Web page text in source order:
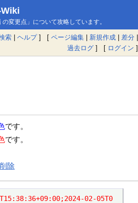
変更点」について攻略しています。
索 | ヘルプ] [ ページ編集 | 新規作成 | 差分 |
過去ログ ] [ ログイン ]
です。
です。
除
02-05T0